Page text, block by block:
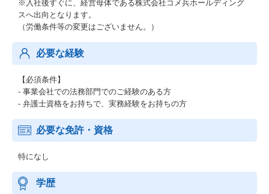
※入社後すぐに、経営母体である株式会社コメ兵ホールディング
スへ出向となります。
（労働条件等の変更はございません。）
必要な経験
【必須条件】
- 事業会社での法務部門でのご経験のある方
- 弁護士資格をお持ちで、実務経験をお持ちの方
必要な免許・資格
特になし
学歴